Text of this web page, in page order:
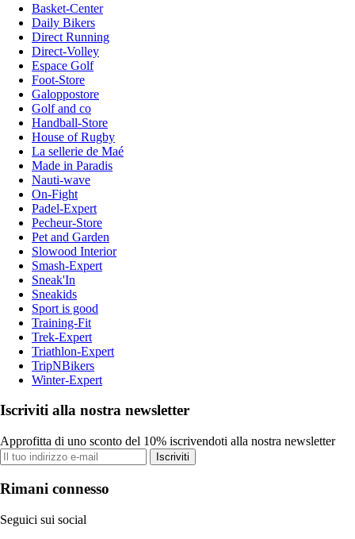
Basket-Center
Daily Bikers
Direct Running
Direct-Volley
Espace Golf
Foot-Store
Galoppostore
Golf and co
Handball-Store
House of Rugby
La sellerie de Maé
Made in Paradis
Nauti-wave
On-Fight
Padel-Expert
Pecheur-Store
Pet and Garden
Slowood Interior
Smash-Expert
Sneak'In
Sneakids
Sport is good
Training-Fit
Trek-Expert
Triathlon-Expert
TripNBikers
Winter-Expert
Iscriviti alla nostra newsletter
Approfitta di uno sconto del 10% iscrivendoti alla nostra newsletter
Iscriviti
Rimani connesso
Seguici sui social